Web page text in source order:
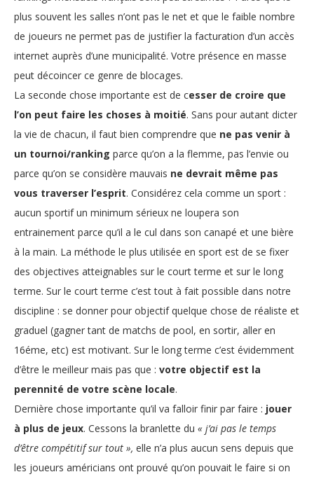
plus souvent les salles n’ont pas le net et que le faible nombre
de joueurs ne permet pas de justifier la facturation d’un accès
internet auprès d’une municipalité. Votre présence en masse
peut décoincer ce genre de blocages.
La seconde chose importante est de cesser de croire que
l’on peut faire les choses à moitié. Sans pour autant dicter
la vie de chacun, il faut bien comprendre que ne pas venir à
un tournoi/ranking parce qu’on a la flemme, pas l’envie ou
parce qu’on se considère mauvais ne devrait même pas
vous traverser l’esprit. Considérez cela comme un sport :
aucun sportif un minimum sérieux ne loupera son
entrainement parce qu’il a le cul dans son canapé et une bière
à la main. La méthode le plus utilisée en sport est de se fixer
des objectives atteignables sur le court terme et sur le long
terme. Sur le court terme c’est tout à fait possible dans notre
discipline : se donner pour objectif quelque chose de réaliste et
graduel (gagner tant de matchs de pool, en sortir, aller en
16éme, etc) est motivant. Sur le long terme c’est évidemment
d’être le meilleur mais pas que : votre objectif est la
perennité de votre scène locale.
Dernière chose importante qu’il va falloir finir par faire : jouer
à plus de jeux. Cessons la branlette du « j’ai pas le temps
d’être compétitif sur tout », elle n’a plus aucun sens depuis que
les joueurs américians ont prouvé qu’on pouvait le faire si on